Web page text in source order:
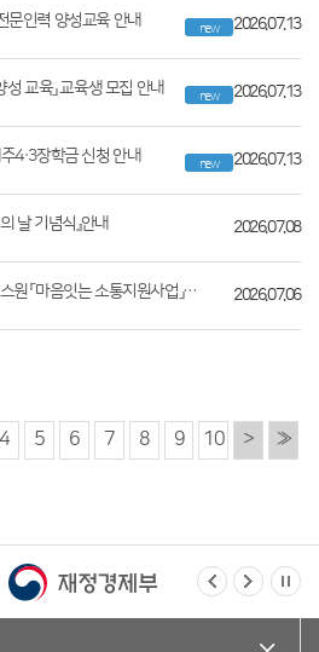
문인력 양성교육 안내 new 2026.07.13
교육」 교육생 모집 안내 new 2026.07.13
4·3장학금 신청 안내 new 2026.07.13
날 기념식』안내 2026.07.08
(재)제주특별자치도사회서비스원 「마음잇는 소통지원사업」안내 2026.07.06
4 5 6 7 8 9 10 > »